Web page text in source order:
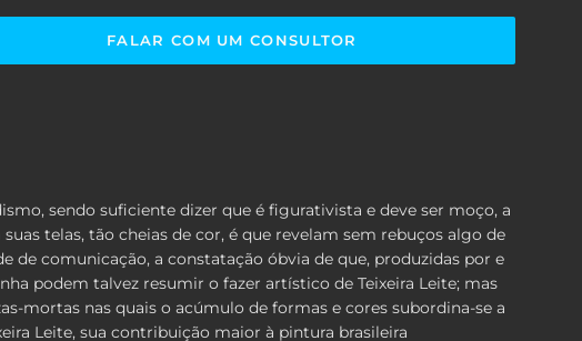
FALAR COM UM CONSULTOR
sendo suficiente dizer que é figurativista e deve ser moço, a
telas, tão cheias de cor, é que revelam sem rebuços algo de
de comunicação, a constatação óbvia de que, produzidas por e
podem talvez resumir o fazer artístico de Teixeira Leite; mas
mortas nas quais o acúmulo de formas e cores subordina-se a
Leite, sua contribuição maior à pintura brasileira